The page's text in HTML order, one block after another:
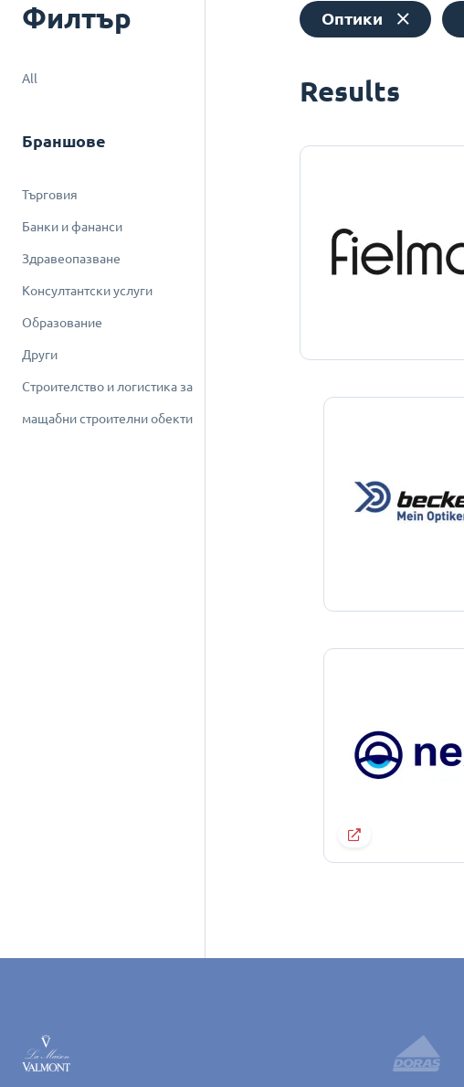
Филтър
All
Браншове
Търговия
Банки и фананси
Здравеопазване
Консултантски услуги
Образование
Други
Строителство и логистика за
мащабни строителни обекти
Оптики
Results